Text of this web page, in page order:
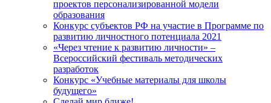
проектов персонализированной модели
образования
Конкурс субъектов РФ на участие в Программе по
развитию личностного потенциала 2021
«Через чтение к развитию личности» –
Всероссийский фестиваль методических
разработок
Конкурс «Учебные материалы для школы
будущего»